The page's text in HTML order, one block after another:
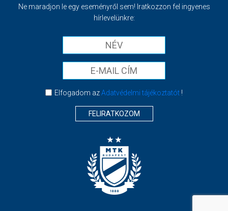
Ne maradjon le egy eseményről sem! Iratkozzon fel ingyenes
hírlevelünkre:
Elfogadom azAdatvédelmi tájékoztatót!
FELIRATKOZOM